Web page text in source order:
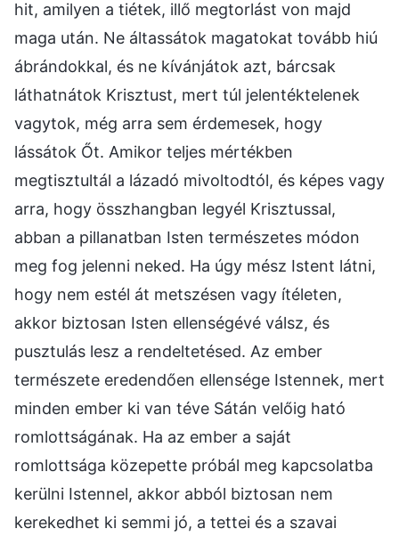
hit, amilyen a tiétek, illő megtorlást von majd
maga után. Ne áltassátok magatokat tovább hiú
ábrándokkal, és ne kívánjátok azt, bárcsak
láthatnátok Krisztust, mert túl jelentéktelenek
vagytok, még arra sem érdemesek, hogy
lássátok Őt. Amikor teljes mértékben
megtisztultál a lázadó mivoltodtól, és képes vagy
arra, hogy összhangban legyél Krisztussal,
abban a pillanatban Isten természetes módon
meg fog jelenni neked. Ha úgy mész Istent látni,
hogy nem estél át metszésen vagy ítéleten,
akkor biztosan Isten ellenségévé válsz, és
pusztulás lesz a rendeltetésed. Az ember
természete eredendően ellensége Istennek, mert
minden ember ki van téve Sátán velőig ható
romlottságának. Ha az ember a saját
romlottsága közepette próbál meg kapcsolatba
kerülni Istennel, akkor abból biztosan nem
kerekedhet ki semmi jó, a tettei és a szavai